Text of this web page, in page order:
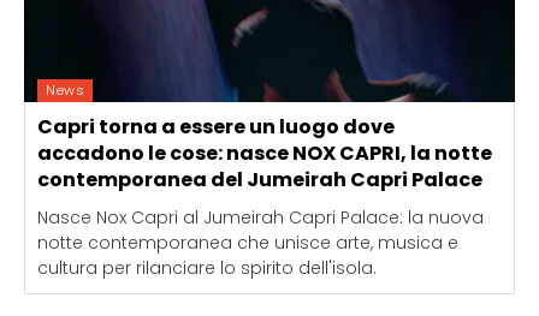
News
Capri torna a essere un luogo dove
accadono le cose: nasce NOX CAPRI, la notte
contemporanea del Jumeirah Capri Palace
Nasce Nox Capri al Jumeirah Capri Palace: la nuova
notte contemporanea che unisce arte, musica e
cultura per rilanciare lo spirito dell'isola.